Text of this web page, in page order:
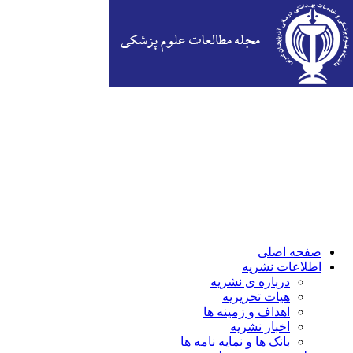
صفحه اصلی
اطلاعات نشریه
درباره ی نشریه
هیات تحریریه
اهداف و زمینه ها
اخبار نشریه
بانک ها و نمایه نامه ها